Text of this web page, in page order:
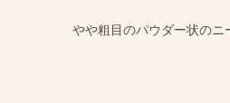
やや粗目のパウダー状のニ